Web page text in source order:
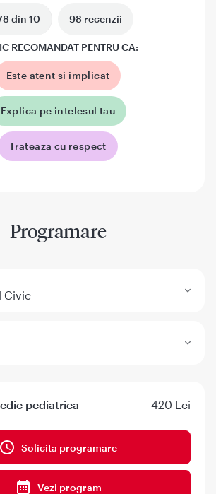
din 10 98 recenzii
RECOMANDAT PENTRU CA:
Este atent si implicat
Explica pe intelesul tau
Trateaza cu respect
Programare
Civic
pediatrica 420 Lei
Solicita programare
Vezi program